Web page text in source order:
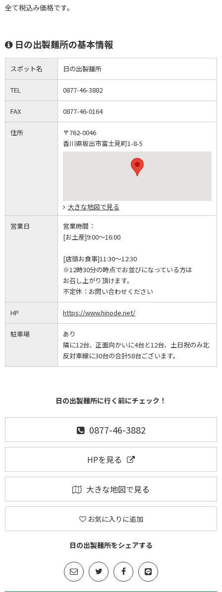
全て税込み価格です。
日の出製麺所の基本情報
スポット名 日の出製麺所
TEL 0877-46-3882
FAX 0877-46-0164
住所
〒762-0046
香川県坂出市富士見町1-8-5
大きな地図で見る
営業日
営業時間：
[お土産]9:00～16:00
[店頭お食事]11:30～12:30
※12時30分の時点でお並びになっている方は
お召し上がり頂けます。
不定休： お問い合わせください
HP https://www.hinode.net/
駐車場
あり
隣に12台、正面向かいに4台と12台、土日祝のみ北
反対車線に30台の合計58台ございます。
日の出製麺所に行く前にチェック！
0877-46-3882
HPを見る
大きな地図で見る
お気に入りに追加
日の出製麺所をシェアする